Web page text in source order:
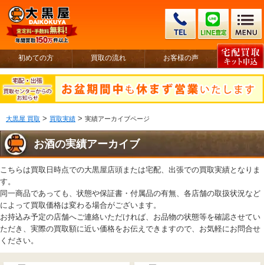
初めての方 買取の流れ お客様の声
大黒屋 買取 > 買取実績 > 実績アーカイブページ
お酒の実績アーカイブ
こちらは買取日時点での大黒屋店頭または宅配、出張での買取実績となりま
す。
同一商品であっても、状態や保証書・付属品の有無、各店舗の取扱状況など
によって買取価格は変わる場合がございます。
お持込み予定の店舗へご連絡いただければ、お品物の状態等を確認させてい
ただき、実際の買取額に近い価格をお伝えできますので、お気軽にお問合せ
ください。